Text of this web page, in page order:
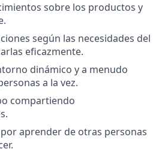
sobre los productos y
según las necesidades del
eficazmente.
dinámico y a menudo
a la vez.
compartiendo
aprender de otras personas